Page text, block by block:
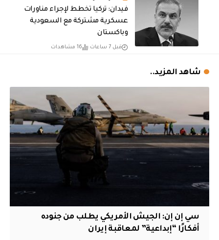
فيدان: تركيا تخطط لإجراء مناورات
عسكرية مشتركة مع السعودية
وباكستان
قبل 7 ساعات 16 مشاهدات
شاهد المزيد..
سي إن إن: الجيش الأمريكي يطلب من جنوده
أفكارًا “إبداعية” لمعاقبة إيران